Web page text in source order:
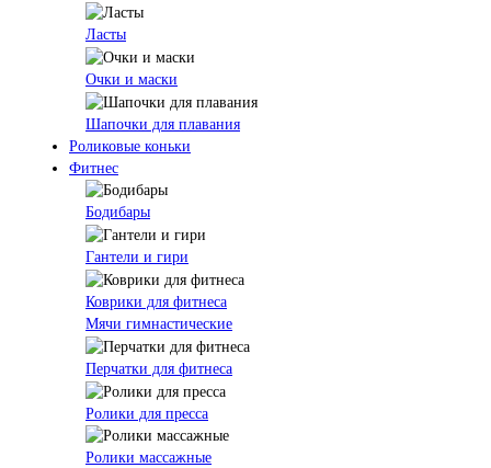
Ласты
Очки и маски
Шапочки для плавания
Роликовые коньки
Фитнес
Бодибары
Гантели и гири
Коврики для фитнеса
Мячи гимнастические
Перчатки для фитнеса
Ролики для пресса
Ролики массажные